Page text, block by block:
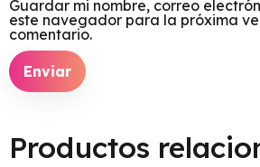
Guardar mi nombre, correo
este navegador para la próxima
comentario.
Productos